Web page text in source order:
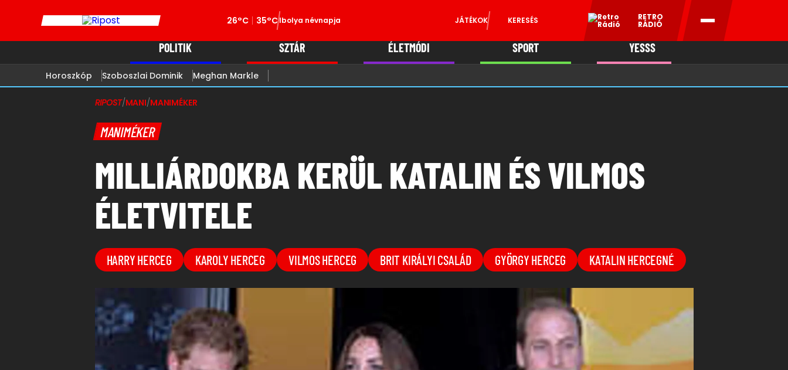
26°C 35°CIbolya névnapja JÁTÉKOK KERESÉS RETRO
RÁDIÓ
POLITIK SZTÁR ÉLETMÓDI SPORT YESSS
Horoszkóp Szoboszlai Dominik Meghan Markle
RIPOST/MANI/MANIMÉKER
MANIMÉKER
MILLIÁRDOKBA KERÜL KATALIN ÉS VILMOS
ÉLETVITELE
HARRY HERCEG KAROLY HERCEG VILMOS HERCEG BRIT KIRÁLYI CSALÁD GYÖRGY HERCEG KATALIN HERCEGNÉ